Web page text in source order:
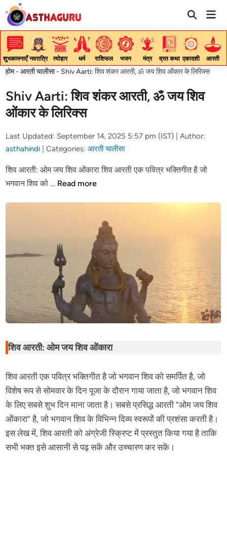
Skip
content
शुभकामनाएँ नवरात्रि त्योहार धर्म राशिफल भजन मंत्र व्रत कथा एकादशी आरती
होम-आरती चालीसा- Shiv Aarti: शिव शंकर आरती, ॐ जय शिव ओंकार के लिरिक्स
Shiv Aarti: शिव शंकर आरती, ॐ जय शिव
ओंकार के लिरिक्स
Last Updated: September 14, 2025 5:57 pm (IST) |
Author:
asthahindi
Categories:आरती चालीसा
शिव आरती: ओम जय शिव ओंकारा शिव आरती एक पवित्र भक्तिगीत है जो
भगवान शिव को … Shiv
ॐ
जय
शिव
ओंकार
के
लिरिक्स
Read more
शिव आरती: ओम जय शिव ओंकारा
शिव आरती एक पवित्र भक्तिगीत है जो भगवान शिव को समर्पित है, जो
विशेष रूप से सोमवार के दिन पूजा के दौरान गाया जाता है, जो भगवान शिव
के लिए सबसे शुभ दिन माना जाता है। सबसे प्रसिद्ध आरती “ओम जय शिव
ओंकारा” है, जो भगवान शिव के विभिन्न दिव्य स्वरूपों की प्रशंसा करती है।
इस लेख में, शिव आरती को अंग्रेजी स्क्रिप्ट में प्रस्तुत किया गया है ताकि
सभी भक्त इसे आसानी से पढ़ सकें और उच्चारण कर सकें।